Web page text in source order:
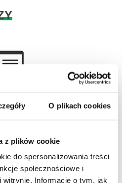
O plikach cookies
z plików cookie
do spersonalizowania treści
społecznościowe i
Informacje o tym, jak